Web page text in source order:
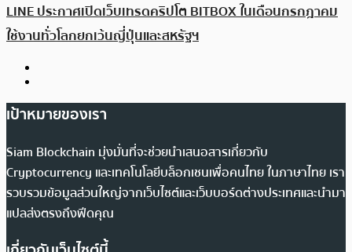
LINE ประกาศเปิดเว็บเทรดคริปโต BITBOX ในเดือนกรกฎาคม
ใช้งานทั่วโลกยกเว้นญี่ปุ่นและสหรัฐฯ
เป้าหมายของเรา
Siam Blockchain มุ่งมั่นที่จะช่วยนำเสนอสารเกี่ยวกับ
Cryptocurrency และเทคโนโลยีบล็อกเชนเพื่อคนไทย ในภาษาไทย เรา
รวบรวมข้อมูลส่วนใหญ่จากเว็บไซต์และเว็บบอร์ดต่างประเทศและนำมา
แปลส่งตรงถึงฟีดคุณ